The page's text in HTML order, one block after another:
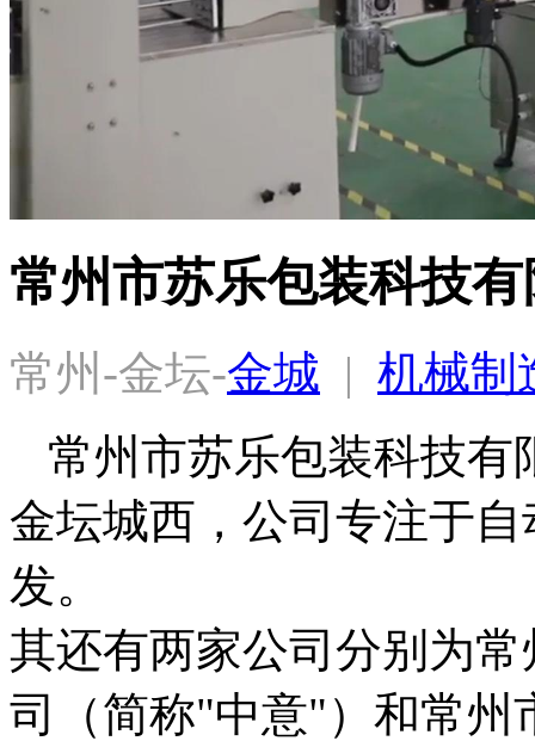
常州市苏乐包装科技
常州-金坛-金城 | 机械制
常州市苏乐包装科技有
金坛城西，公司专注于
发。
其还有两家公司分别为
司（简称"中意"）和常州